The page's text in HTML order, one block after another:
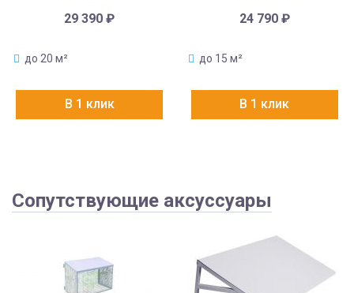
29 390₽
до 20 м²
В 1 клик
24 790 ₽
до 15 м²
В 1 клик
Сопутствующие аксуссуары